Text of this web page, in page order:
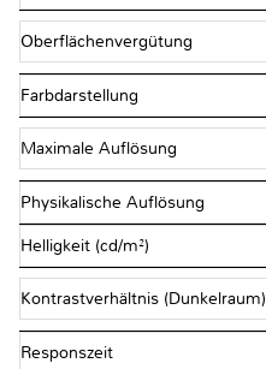
Oberflächenvergütung
Farbdarstellung
Maximale Auflösung
Physikalische Auflösung
Helligkeit (cd/m²)
Kontrastverhältnis (Dunkelraum)
Responszeit